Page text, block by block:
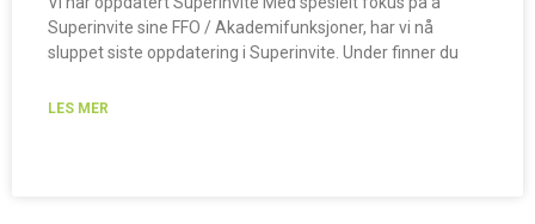
Superinvite sine FFO / Akademifunksjoner, har vi nå
sluppet siste oppdatering i Superinvite. Under finner du
LES MER